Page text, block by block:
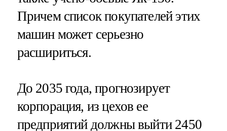
Причем список покупателей этих
машин может серьезно
расшириться.
До 2035 года, прогнозирует
корпорация, из цехов ее
предприятий должны выйти 2450